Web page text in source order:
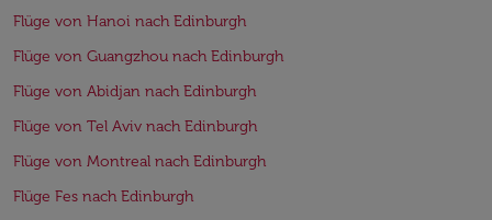
Flüge von Hanoi nach Edinburgh
Flüge von Guangzhou nach Edinburgh
Flüge von Abidjan nach Edinburgh
Flüge von Tel Aviv nach Edinburgh
Flüge von Montreal nach Edinburgh
Flüge Fes nach Edinburgh